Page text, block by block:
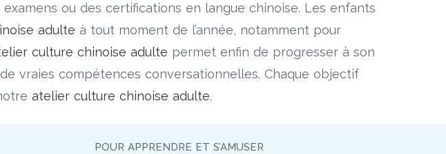
ou des certifications en langue chinoise. Les enfants
adulte à tout moment de l’année, notamment pour
culture chinoise adulte permet enfin de progresser à son
vraies compétences conversationnelles. Chaque objectif
atelier culture chinoise adulte.
POUR APPRENDRE ET S’AMUSER